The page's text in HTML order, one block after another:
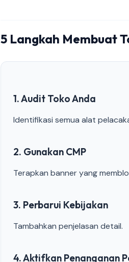
5 Langkah Membuat
1. Audit Toko Anda
Identifikasi semua alat
2. Gunakan CMP
Terapkan banner yang
3. Perbarui Kebijakan
Tambahkan penjelasan detail.
4. Aktifkan Penanganan